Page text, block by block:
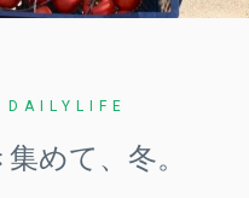
DAILYLIFE
めて、冬。